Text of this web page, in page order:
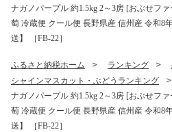
ナガノパープル 約1.5kg 2～3房 [おぶせフ
萄 冷蔵便 クール便 長野県産 信州産 令和8
送】 ［FB-22］
ふるさと納税ホーム ランキング
シャインマスカット・ぶどうランキング
ナガノパープル 約1.5kg 2～3房 [おぶせフ
萄 冷蔵便 クール便 長野県産 信州産 令和8
送】 ［FB-22］